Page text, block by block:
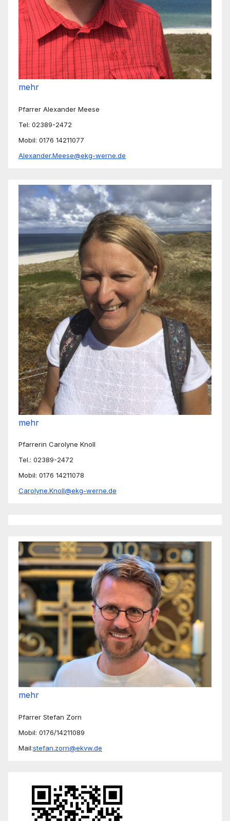
mehr
Pfarrer Alexander Meese
Tel: 02389-2472
Mobil: 0176 14211077
Alexander.Meese@ekg-werne.de
mehr
Pfarrerin Carolyne Knoll
Tel.: 02389-2472
Mobil: 0176 14211078
Carolyne.Knoll@ekg-werne.de
mehr
Pfarrer Stefan Zorn
Mobil: 0176/14211089
Mail:stefan.zorn@ekvw.de